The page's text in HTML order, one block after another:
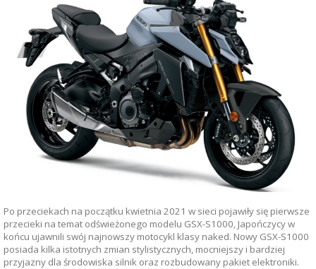
Po przeciekach na początku kwietnia 2021 w sieci pojawiły się pierwsze
przecieki na temat odświeżonego modelu GSX-S1000, Japończycy w
końcu ujawnili swój najnowszy motocykl klasy naked. Nowy GSX-S1000
posiada kilka istotnych zmian stylistycznych, mocniejszy i bardziej
przyjazny dla środowiska silnik oraz rozbudowany pakiet elektroniki.